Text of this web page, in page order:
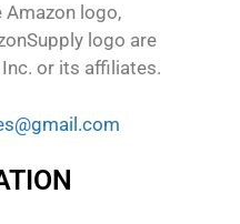
Amazon logo,
logo are
or its affiliates.